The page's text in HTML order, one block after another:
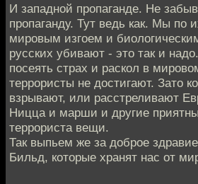
И западной пропаганде. Не
пропаганду. Тут ведь как. Мы по
мировым изгоем и
русских убивают - это так и
посеять страх и раскол в
террористы не достигают. Зато
взрывают, или расстреливают
Ницца и марши и другие
террориста вещи.
Так выпьем же за доброе
Бильд, которые хранят нас от